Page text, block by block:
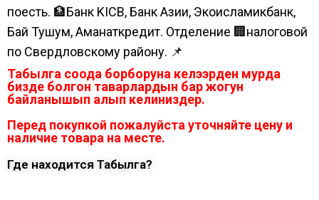
поесть. 🏦Банк KICB, Банк Азии, Экоисламикбанк,
Бай Тушум, Аманаткредит. Отделение 🏢налоговой
по Свердловскому району. 📌
Табылга соода борборуна келээрден мурда
бизде болгон таварлардын бар жогун
байланышып алып келиниздер.
Перед покупкой пожалуйста уточняйте цену и
наличие товара на месте.
Где находится Табылга?